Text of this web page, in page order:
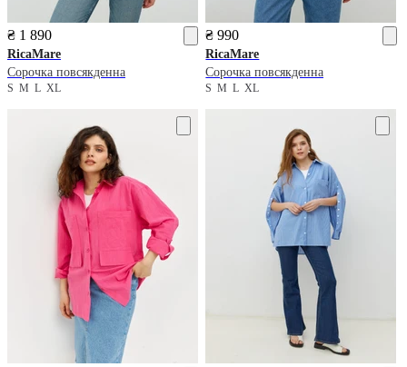
₴ 1 890
RicaMare
Сорочка повсякденна
S M L XL
₴ 990
RicaMare
Сорочка повсякденна
SMLXL